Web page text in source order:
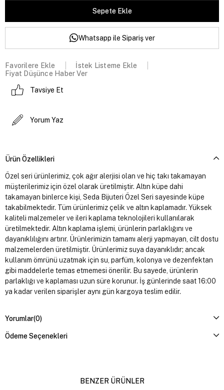
Whatsapp ile Sipariş ver
Favorilere Ekle
İstek Listeme Ekle
Fiyat Düşünce Haber Ver
Tavsiye Et
Yorum Yaz
Ürün Özellikleri
Özel seri ürünlerimiz, çok ağır alerjisi olan ve hiç takı takamayan
müşterilerimiz için özel olarak üretilmiştir. Altın küpe dahi
takamayan binlerce kişi, Seda Bijuteri Özel Seri sayesinde küpe
takabilmektedir. Tüm ürünlerimiz çelik ve altın kaplamadır. Yüksek
kaliteli malzemeler ve ileri kaplama teknolojileri kullanılarak
üretilmektedir. Altın kaplama işlemi, ürünlerin parlaklığını ve
dayanıklılığını artırır. Ürünlerimizin tamamı alerji yapmayan, cilt dostu
malzemelerden üretilmiştir. Ürünlerimiz suya dayanıklıdır; ancak
kullanım ömrünü uzatmak için su, parfüm, kolonya ve dezenfektan
gibi maddelerle temas etmemesi önerilir. Bu sayede, ürünlerin
parlaklığı ve kaplaması uzun süre korunur. İş günlerinde saat 16:00
ya kadar verilen siparişler aynı gün kargoya teslim edilir.
Yorumlar(0)
Ödeme Seçenekleri
BENZER ÜRÜNLER